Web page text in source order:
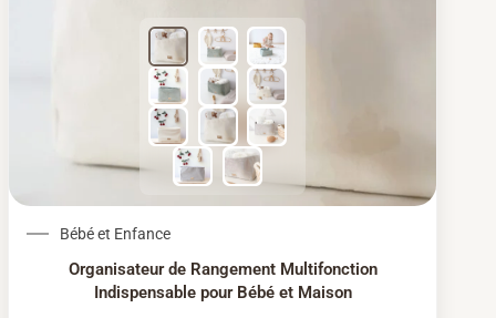
Bébé et Enfance
Organisateur de Rangement Multifonction
Indispensable pour Bébé et Maison